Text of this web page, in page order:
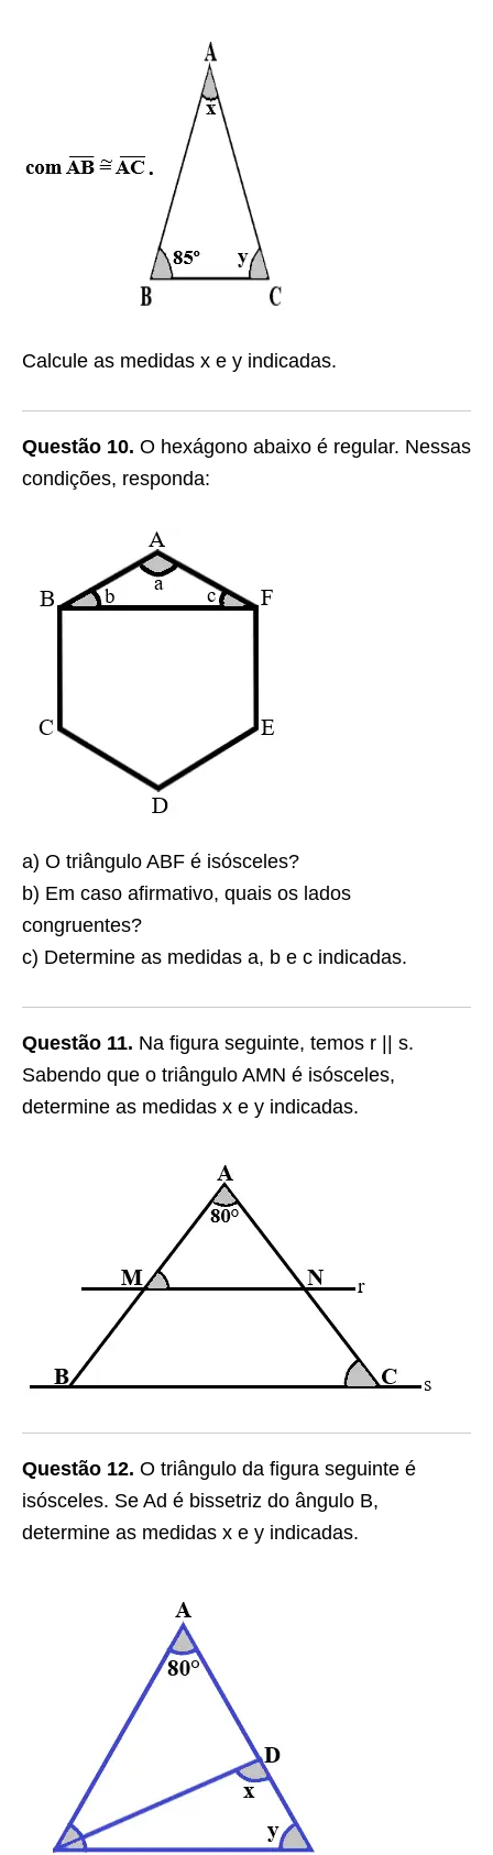
Calcule as medidas x e y indicadas.
Questão 10. O hexágono abaixo é regular. Nessas
condições, responda:
a) O triângulo ABF é isósceles?
b) Em caso afirmativo, quais os lados
congruentes?
c) Determine as medidas a, b e c indicadas.
Questão 11. Na figura seguinte, temos r || s.
Sabendo que o triângulo AMN é isósceles,
determine as medidas x e y indicadas.
Questão 12. O triângulo da figura seguinte é
isósceles. Se Ad é bissetriz do ângulo B,
determine as medidas x e y indicadas.